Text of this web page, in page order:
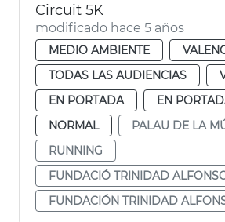
Circuit 5K
modificado hace 5 años
MEDIO AMBIENTE
TODAS LAS AUDIENCIAS
EN PORTADA
EN
NORMAL
PALAU DE LA
RUNNING
FUNDACIÓ TRINIDAD
FUNDACIÓN TRINIDAD